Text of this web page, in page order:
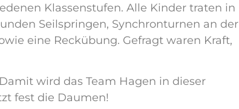
Klassenstufen. Alle Kinder traten in
Seilspringen, Synchronturnen an der
eine Reckübung. Gefragt waren Kraft,
wird das Team Hagen in dieser
fest die Daumen!